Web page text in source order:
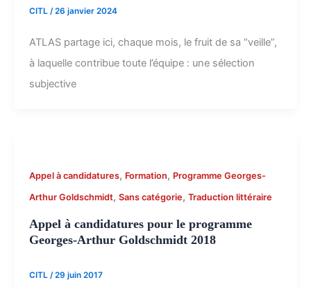
CITL /26 janvier 2024
ATLAS partage ici, chaque mois, le fruit de sa “veille”,
à laquelle contribue toute l’équipe : une sélection
subjective
Appel à candidatures, Formation, Programme Georges-
Arthur Goldschmidt, Sans catégorie, Traduction littéraire
Appel à candidatures pour le programme
Georges-Arthur Goldschmidt 2018
CITL /29 juin 2017